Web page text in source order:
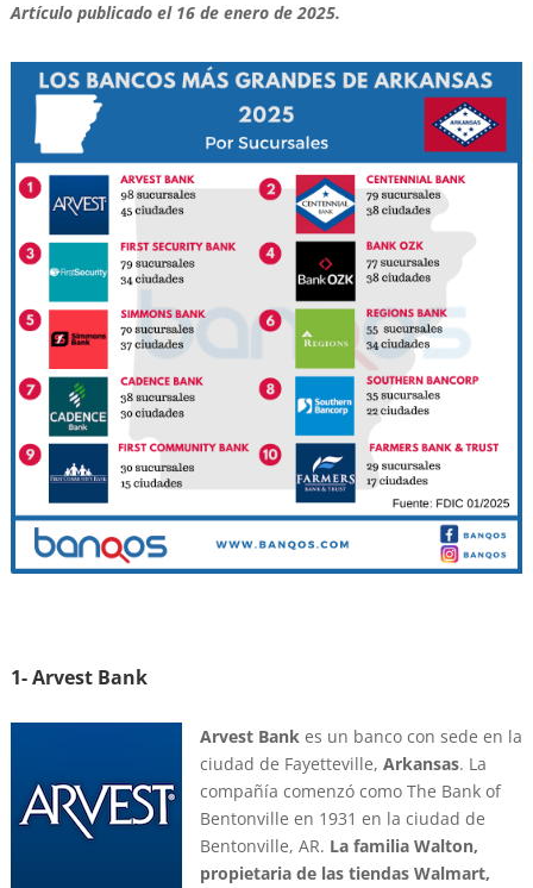
Artículo publicado el 16 de enero de 2025.
1- Arvest Bank
Arvest Bankes un banco con sede en la
ciudad de Fayetteville, Arkansas. La
compañía comenzó como The Bank of
Bentonville en 1931 en la ciudad de
Bentonville, AR. La familia Walton,
propietaria de las tiendas Walmart,